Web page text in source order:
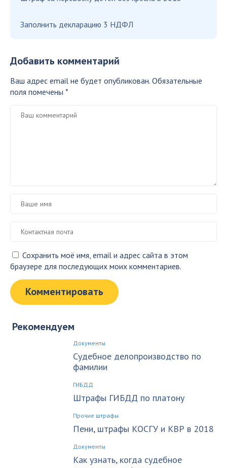
Заполнить декларацию 3 НДФЛ
Добавить комментарий
Ваш адрес email не будет опубликован. Обязательные
поля помечены *
Сохранить моё имя, email и адрес сайта в этом
браузере для последующих моих комментариев.
Рекомендуем
Документы
Судебное делопроизводство по
фамилии
ГИБДД
Штрафы ГИБДД по платону
Прочие штрафы
Пени, штрафы КОСГУ и КВР в 2018
Документы
Как узнать, когда судебное